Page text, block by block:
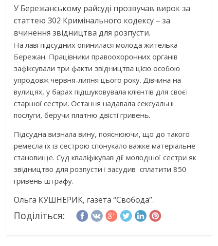
У Бережанському райсуді прозвучав вирок за
статтею 302 Кримінального кодексу – за
вчинення звідництва для розпусти.
На лаві підсудних опинилася молода жителька
Бережан. Працівники правоохоронних органів
зафіксували три факти звідництва цією особою
упродовж червня-липня цього року. Дівчина на
вулицях, у барах підшуковувала клієнтів для своєї
старшої сестри. Остання надавала сексуальні
послуги, беручи платню двісті гривень.
Підсудна визнала вину, пояснюючи, що до такого
ремесла їх із сестрою спонукало важке матеріальне
становище. Суд кваліфікував дії молодшої сестри як
звідництво для розпусти і засудив сплатити 850
гривень штрафу.
Ольга КУШНЕРИК, газета “Свобода”.
Поділіться: